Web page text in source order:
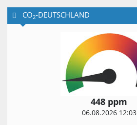
CO2-DEUTSCHLAND
448 ppm
06.08.2026 12:03